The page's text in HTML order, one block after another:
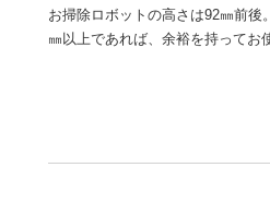
お掃除ロボットの高さは92㎜前後
㎜以上であれば、余裕を持って